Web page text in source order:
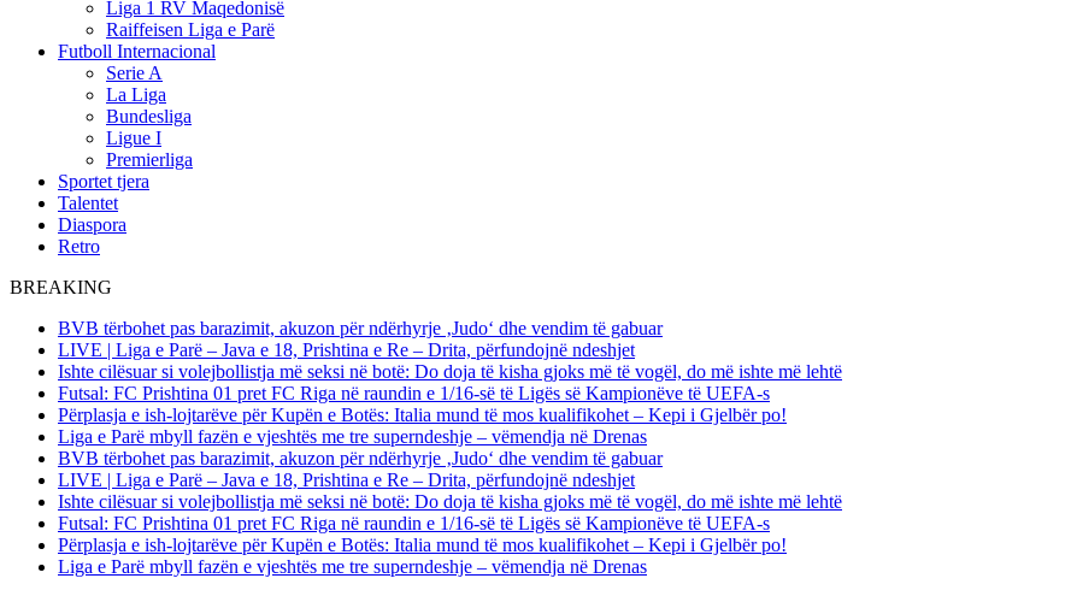
Liga 1 RV Maqedonisë
Raiffeisen Liga e Parë
Futboll Internacional
Serie A
La Liga
Bundesliga
Ligue I
Premierliga
Sportet tjera
Talentet
Diaspora
Retro
BREAKING
BVB tërbohet pas barazimit, akuzon për ndërhyrje ‚Judo‘ dhe vendim të gabuar
LIVE | Liga e Parë – Java e 18, Prishtina e Re – Drita, përfundojnë ndeshjet
Ishte cilësuar si volejbollistja më seksi në botë: Do doja të kisha gjoks më të vogël, do më ishte më lehtë
Futsal: FC Prishtina 01 pret FC Riga në raundin e 1/16-së të Ligës së Kampionëve të UEFA-s
Përplasja e ish-lojtarëve për Kupën e Botës: Italia mund të mos kualifikohet – Kepi i Gjelbër po!
Liga e Parë mbyll fazën e vjeshtës me tre superndeshje – vëmendja në Drenas
BVB tërbohet pas barazimit, akuzon për ndërhyrje ‚Judo‘ dhe vendim të gabuar
LIVE | Liga e Parë – Java e 18, Prishtina e Re – Drita, përfundojnë ndeshjet
Ishte cilësuar si volejbollistja më seksi në botë: Do doja të kisha gjoks më të vogël, do më ishte më lehtë
Futsal: FC Prishtina 01 pret FC Riga në raundin e 1/16-së të Ligës së Kampionëve të UEFA-s
Përplasja e ish-lojtarëve për Kupën e Botës: Italia mund të mos kualifikohet – Kepi i Gjelbër po!
Liga e Parë mbyll fazën e vjeshtës me tre superndeshje – vëmendja në Drenas